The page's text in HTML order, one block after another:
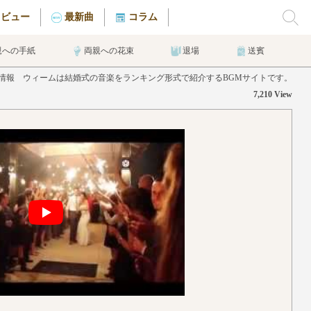
ュー 最新曲 コラム
への手紙 両親への花束 退場 送賓
情報 ウィームは結婚式の音楽をランキング形式で紹介するBGMサイトです。
7,210 View